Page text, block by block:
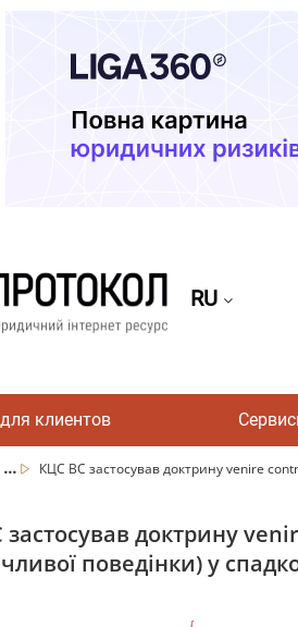
RU
клиентов
... КЦС ВС застосував доктрину venire
доктрину
поведінки) у